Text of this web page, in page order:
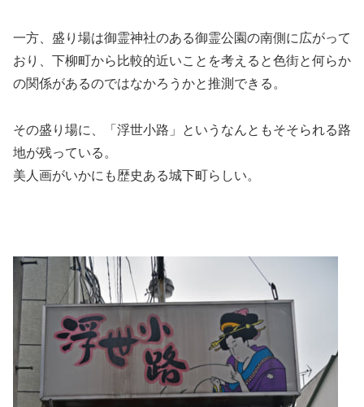
一方、盛り場は御霊神社のある御霊公園の南側に広がって
おり、下柳町から比較的近いことを考えると色街と何らか
の関係があるのではなかろうかと推測できる。
その盛り場に、「浮世小路」というなんともそそられる路
地が残っている。
美人画がいかにも歴史ある城下町らしい。